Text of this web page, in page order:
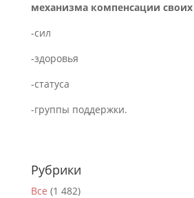
механизма компенсации своих
-сил
-здоровья
-статуса
-группы поддержки.
Рубрики
Все (1 482)